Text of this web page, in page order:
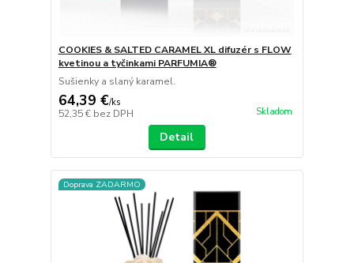
COOKIES & SALTED CARAMEL XL difuzér s FLOW
kvetinou a tyčinkami PARFUMIA®
Sušienky a slaný karamel.
64,39 €/ks
52,35 € bez DPH Skladom
Detail
Doprava ZADARMO